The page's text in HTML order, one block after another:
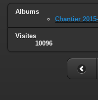
Albums
Chantier
Visites
10096